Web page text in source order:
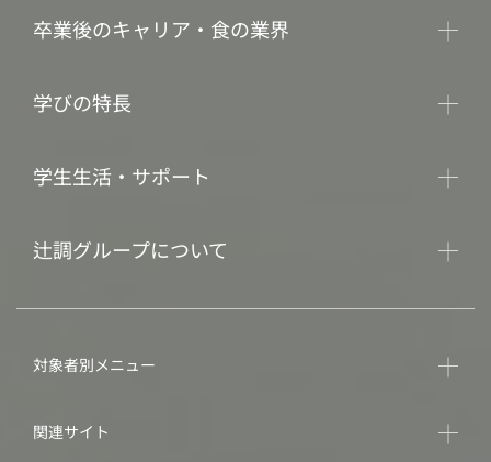
卒業後のキャリア・食の業界
学びの特長
学生生活・サポート
辻調グループについて
対象者別メニュー
関連サイト